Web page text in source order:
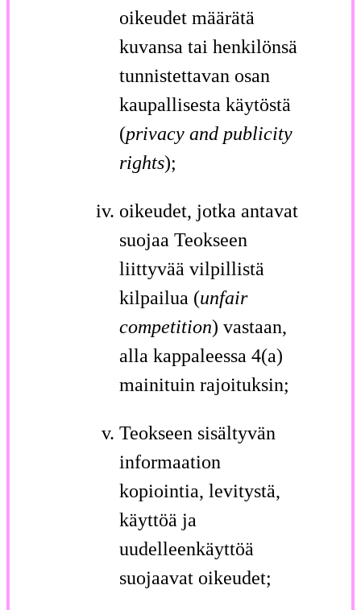
oikeudet määrätä
kuvansa tai henkilönsä
tunnistettavan osan
kaupallisesta käytöstä
(privacy and publicity
rights);
oikeudet, jotka antavat
suojaa Teokseen
liittyvää vilpillistä
kilpailua (unfair
competition) vastaan,
alla kappaleessa 4(a)
mainituin rajoituksin;
Teokseen sisältyvän
informaation
kopiointia, levitystä,
käyttöä ja
uudelleenkäyttöä
suojaavat oikeudet;